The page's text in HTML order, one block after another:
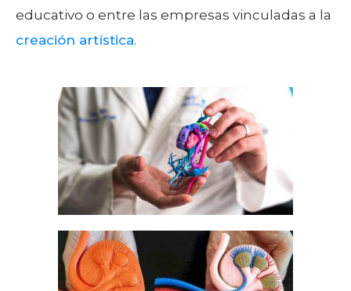
educativo o entre las empresas vinculadas a la
creación artística.